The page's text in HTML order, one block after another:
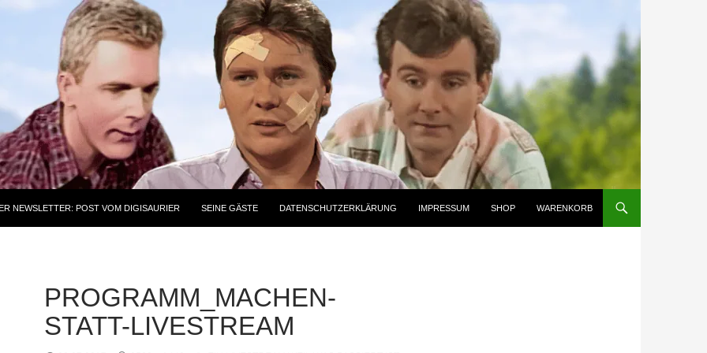
NEWSLETTER: POST VOM DIGISAURIER SEINE GÄSTE DATENSCHUTZERKLÄRUNG IMPRESSUM SHOP WARENKORB
PROGRAMM_MACHEN-
STATT-LIVESTREAM